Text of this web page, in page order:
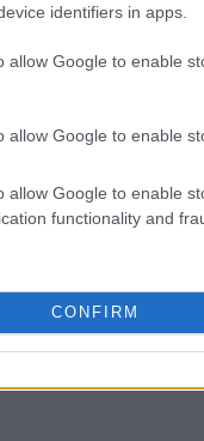
identifiers in apps.
allow Google to enable
allow Google to enable
allow Google to enable
functionality and
CONFIRM
più
su
Lele Adani.